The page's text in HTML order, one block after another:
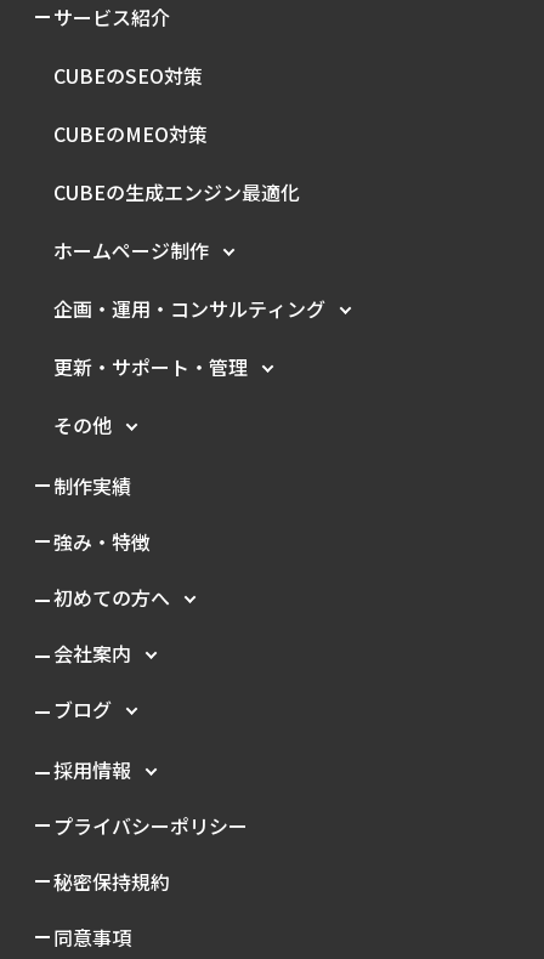
サービス紹介
CUBEのSEO対策
CUBEのMEO対策
CUBEの生成エンジン最適化
ホームページ制作
企画・運用・ コンサルティング
更新・サポート・管理
その他
制作実績
強み・特徴
初めての方へ
会社案内
ブログ
採用情報
プライバシーポリシー
秘密保持規約
同意事項